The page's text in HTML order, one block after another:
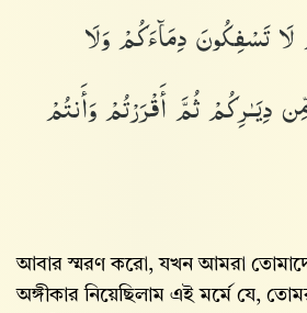
لَا تَسْفِكُونَ دِمَآءَكُمْ وَلَا
دِيَـٰرِكُمْ ثُمَّ أَقْرَرْتُمْ وَأَنتُمْ
আবার স্মরণ করো, যখন আমরা
অঙ্গীকার নিয়েছিলাম এই মর্মে যে,